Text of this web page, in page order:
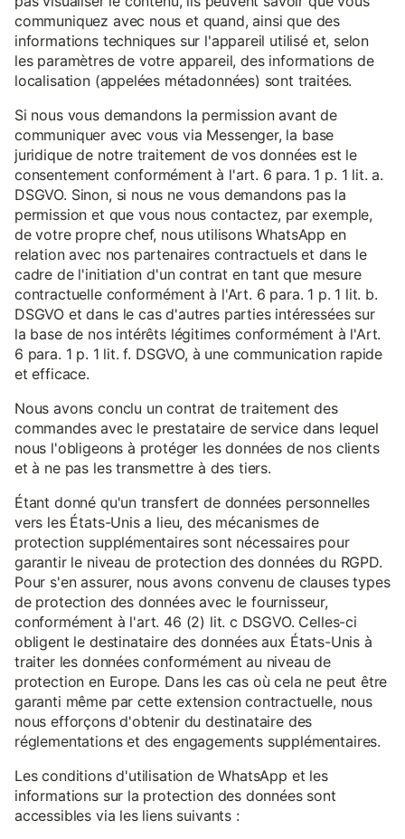
communiquez avec nous et quand, ainsi que des
informations techniques sur l'appareil utilisé et, selon
les paramètres de votre appareil, des informations de
localisation (appelées métadonnées) sont traitées.
Si nous vous demandons la permission avant de
communiquer avec vous via Messenger, la base
juridique de notre traitement de vos données est le
consentement conformément à l'art. 6 para. 1 p. 1 lit. a.
DSGVO. Sinon, si nous ne vous demandons pas la
permission et que vous nous contactez, par exemple,
de votre propre chef, nous utilisons WhatsApp en
relation avec nos partenaires contractuels et dans le
cadre de l'initiation d'un contrat en tant que mesure
contractuelle conformément à l'Art. 6 para. 1 p. 1 lit. b.
DSGVO et dans le cas d'autres parties intéressées sur
la base de nos intérêts légitimes conformément à l'Art.
6 para. 1 p. 1 lit. f. DSGVO, à une communication rapide
et efficace.
Nous avons conclu un contrat de traitement des
commandes avec le prestataire de service dans lequel
nous l'obligeons à protéger les données de nos clients
et à ne pas les transmettre à des tiers.
Étant donné qu'un transfert de données personnelles
vers les États-Unis a lieu, des mécanismes de
protection supplémentaires sont nécessaires pour
garantir le niveau de protection des données du RGPD.
Pour s'en assurer, nous avons convenu de clauses types
de protection des données avec le fournisseur,
conformément à l'art. 46 (2) lit. c DSGVO. Celles-ci
obligent le destinataire des données aux États-Unis à
traiter les données conformément au niveau de
protection en Europe. Dans les cas où cela ne peut être
garanti même par cette extension contractuelle, nous
nous efforçons d'obtenir du destinataire des
réglementations et des engagements supplémentaires.
Les conditions d'utilisation de WhatsApp et les
informations sur la protection des données sont
accessibles via les liens suivants :